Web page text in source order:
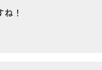
！